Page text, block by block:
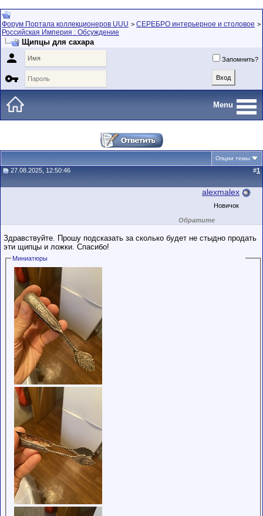
Форум Портала коллекционеров UUU > СЕРЕБРО интерьерное и столовое >
Российская Империя : Обсуждение
Щипцы для сахара
 Запомнить?

Menu
Опции темы
27.08.2025, 12:50:46 #1
alexmalex
Новичок
Обратите
внимание на
пользователя на
Здравствуйте. Прошу подсказать за сколько будет не стыдно продать
эти щипцы и ложки. Спасибо!
Миниатюры